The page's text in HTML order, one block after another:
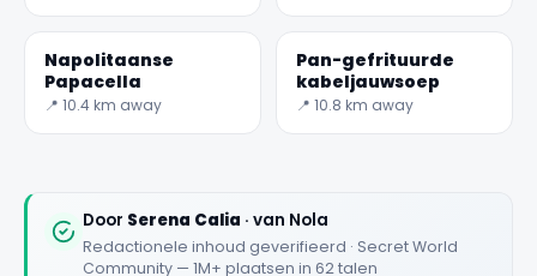
Napolitaanse
Papacella
📍 10.4 km away
Pan-gefrituurde
kabeljauwsoep
📍 10.8 km away
Door Serena Calia · van Nola
Redactionele inhoud geverifieerd · Secret World
Community — 1M+ plaatsen in 62 talen
★★★★★